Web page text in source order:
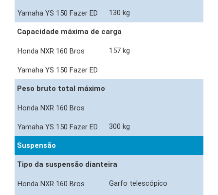
130 kg
Capacidade máxima de carga
157 kg
Peso bruto total máximo
300 kg
Suspensão
Tipo da suspensão dianteira
Garfo telescópico